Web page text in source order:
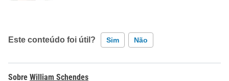
Este conteúdo foi útil? Sim Não
Este conteúdo contém informação incorreta
William Schendes